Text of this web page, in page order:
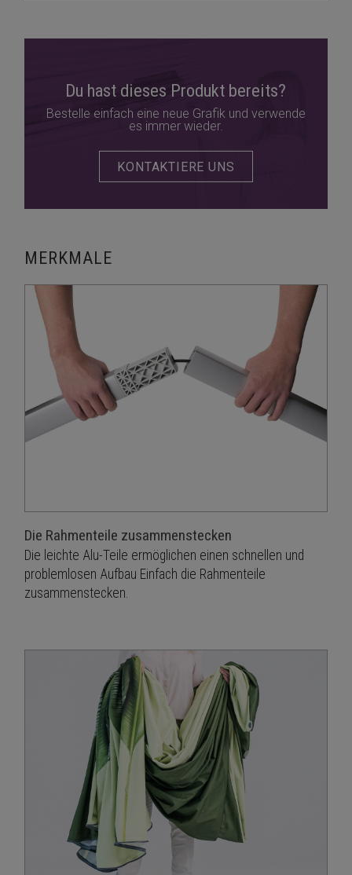
Du hast dieses Produkt bereits?
Bestelle einfach eine neue Grafik und verwende
es immer wieder.
KONTAKTIERE UNS
MERKMALE
Die Rahmenteile zusammenstecken
Die leichte Alu-Teile ermöglichen einen schnellen und
problemlosen Aufbau Einfach die Rahmenteile
zusammenstecken.